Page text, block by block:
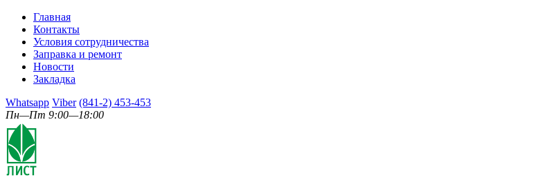
Главная
Контакты
Условия сотрудничества
Заправка и ремонт
Новости
Закладка
Whatsapp Viber (841-2) 453-453
Пн—Пт 9:00—18:00